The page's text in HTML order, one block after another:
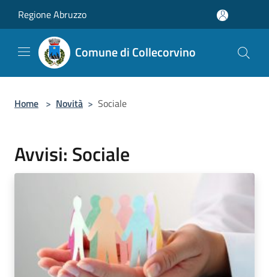
Regione Abruzzo
Comune di Collecorvino
Home > Novità > Sociale
Avvisi: Sociale